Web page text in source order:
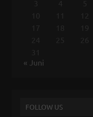
« Juni
FOLLOW US